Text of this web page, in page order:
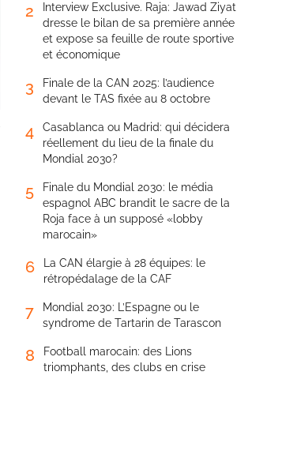
2
Interview Exclusive. Raja: Jawad Ziyat
dresse le bilan de sa première année
et expose sa feuille de route sportive
et économique
3
Finale de la CAN 2025: l’audience
devant le TAS fixée au 8 octobre
4
Casablanca ou Madrid: qui décidera
réellement du lieu de la finale du
Mondial 2030?
5
Finale du Mondial 2030: le média
espagnol ABC brandit le sacre de la
Roja face à un supposé «lobby
marocain»
6
La CAN élargie à 28 équipes: le
rétropédalage de la CAF
7
Mondial 2030: L’Espagne ou le
syndrome de Tartarin de Tarascon
8
Football marocain: des Lions
triomphants, des clubs en crise